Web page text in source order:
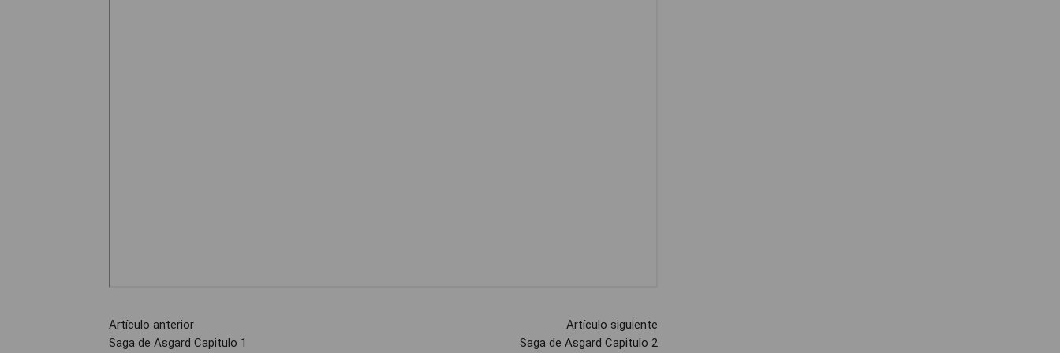
Artículo anterior
Saga de Asgard Capitulo 1
Artículo siguiente
Saga de Asgard Capitulo 2